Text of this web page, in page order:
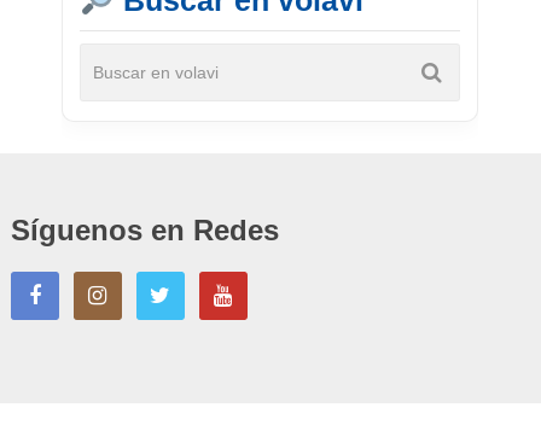
Síguenos en Redes